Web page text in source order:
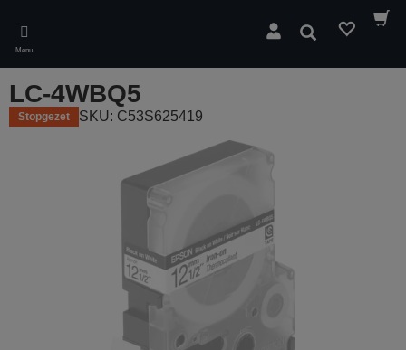
main
content
Menu
Zoeken
LC-4WBQ5
Stopgezet SKU: C53S625419